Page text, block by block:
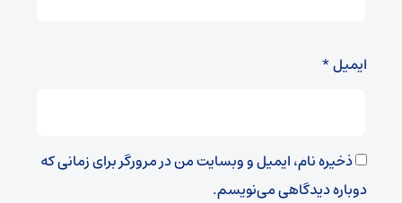
ایمیل*
ذخیره نام، ایمیل و وبسایت من در مرورگر برای زمانی که
دوباره دیدگاهی می‌نویسم.